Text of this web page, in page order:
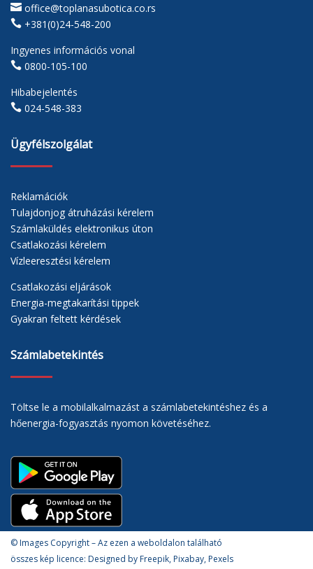
 office@toplanasubotica.co.rs
 +381(0)24-548-200
Ingyenes információs vonal
 0800-105-100
Hibabejelentés
 024-548-383
Ügyfélszolgálat
Reklamációk
Tulajdonjog átruházási kérelem
Számlaküldés elektronikus úton
Csatlakozási kérelem
Vízleeresztési kérelem
Csatlakozási eljárások
Energia-megtakarítási tippek
Gyakran feltett kérdések
Számlabetekintés
Töltse le a mobilalkalmazást a számlabetekintéshez és a
hőenergia-fogyasztás nyomon követéséhez.
© Images Copyright – Az ezen a weboldalon található
összes kép licence: Designed by Freepik, Pixabay, Pexels